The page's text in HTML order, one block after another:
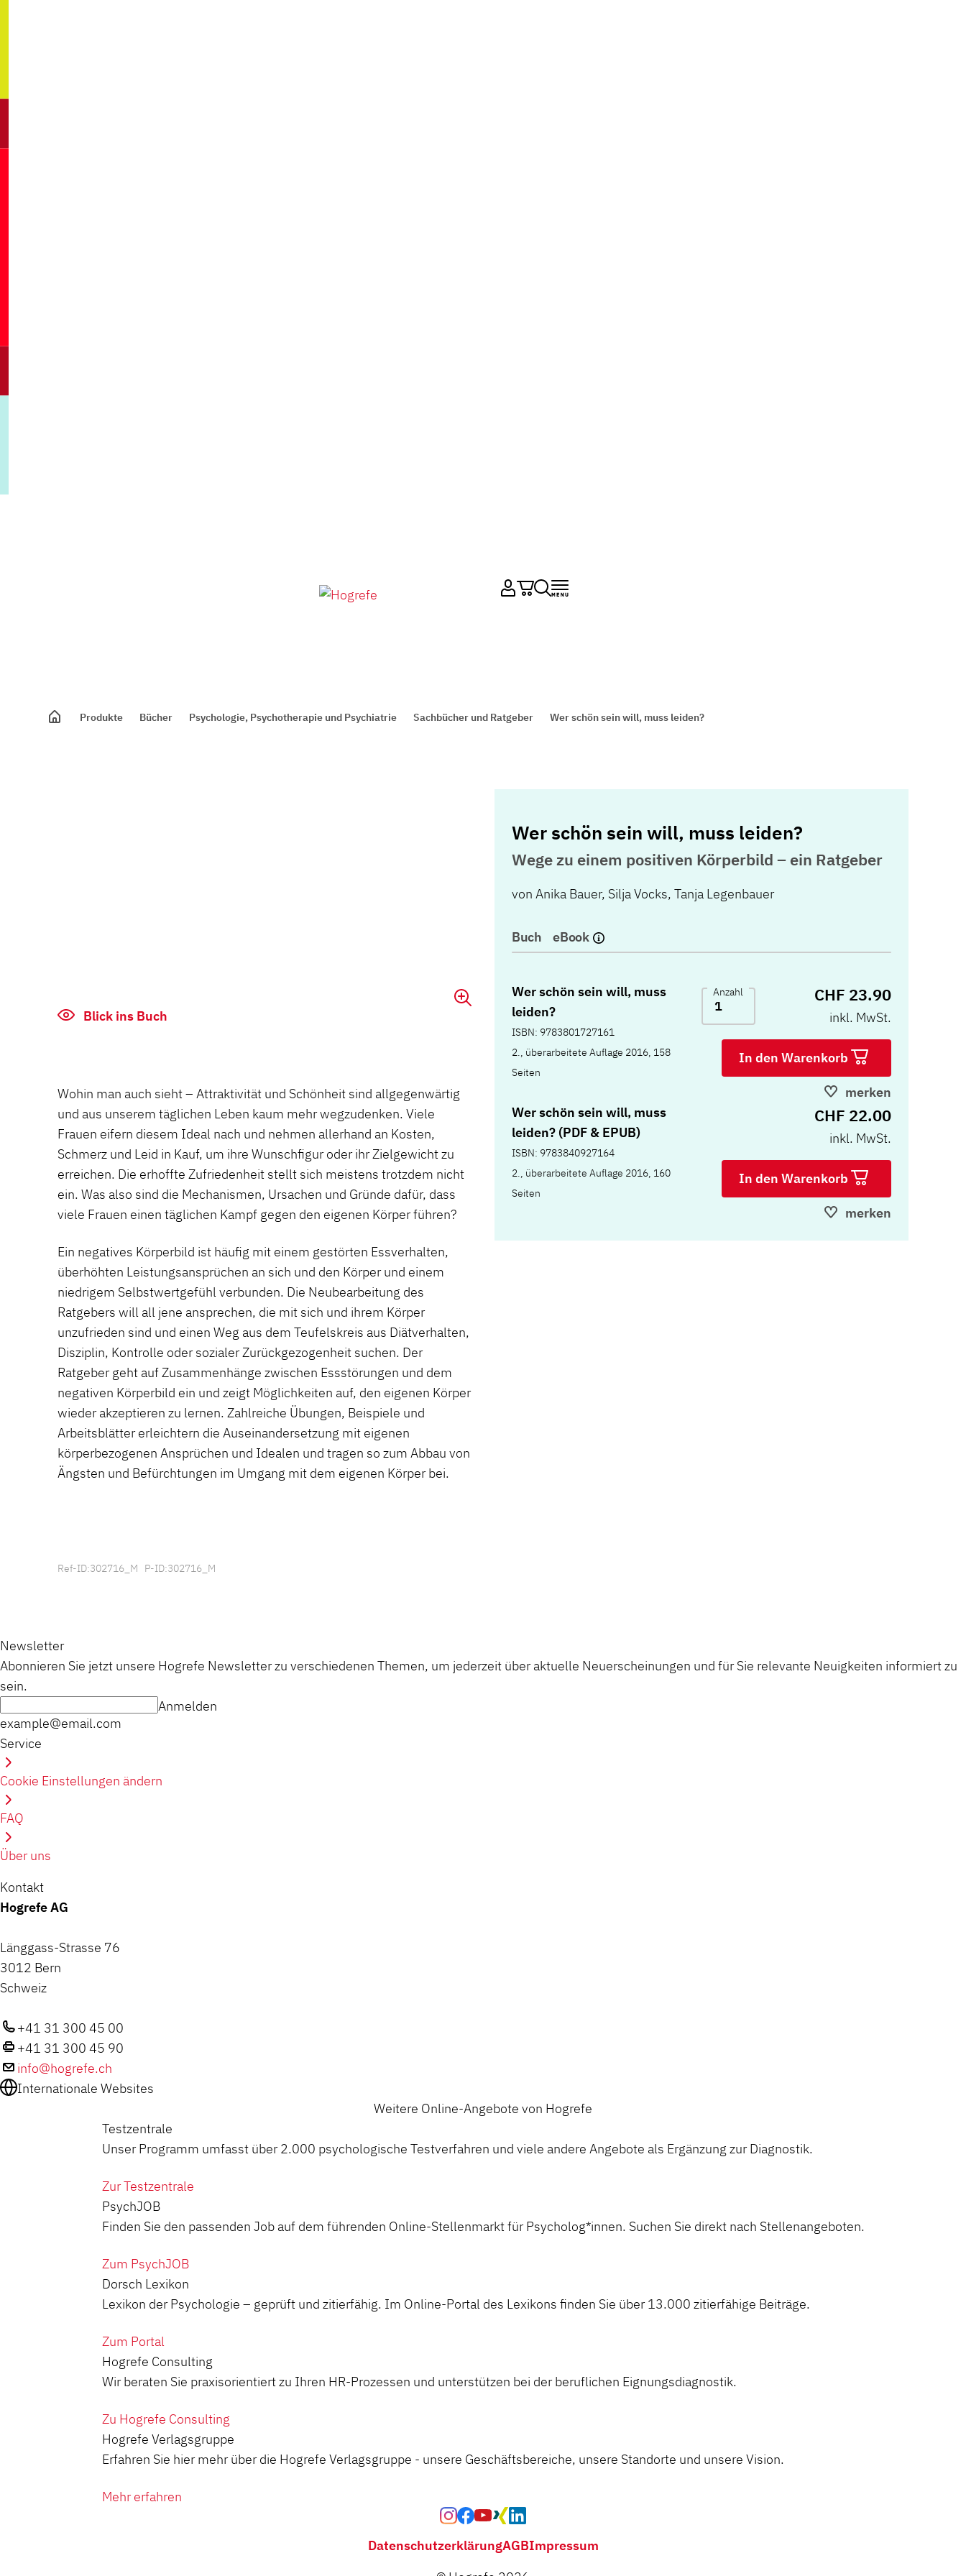
Produkte Bücher Psychologie, Psychotherapie und Psychiatrie Sachbücher und Ratgeber Wer schön sein will, muss leiden?
Wer schön sein will, muss leiden?
Wege zu einem positiven Körperbild – ein Ratgeber
von Anika Bauer, Silja Vocks, Tanja Legenbauer
Buch eBook
Wer schön sein will, muss
leiden?
ISBN: 9783801727161
2., überarbeitete Auflage 2016, 158
Seiten
Anzahl CHF 23.90
inkl. MwSt.
In den Warenkorb
merken
Wer schön sein will, muss
leiden? (PDF & EPUB)
ISBN: 9783840927164
2., überarbeitete Auflage 2016, 160
Seiten
CHF 22.00
inkl. MwSt.
In den Warenkorb
merken
Blick ins Buch
Wohin man auch sieht – Attraktivität und Schönheit sind allgegenwärtig
und aus unserem täglichen Leben kaum mehr wegzudenken. Viele
Frauen eifern diesem Ideal nach und nehmen allerhand an Kosten,
Schmerz und Leid in Kauf, um ihre Wunschfigur oder ihr Zielgewicht zu
erreichen. Die erhoffte Zufriedenheit stellt sich meistens trotzdem nicht
ein. Was also sind die Mechanismen, Ursachen und Gründe dafür, dass
viele Frauen einen täglichen Kampf gegen den eigenen Körper führen?
Ein negatives Körperbild ist häufig mit einem gestörten Essverhalten,
überhöhten Leistungsansprüchen an sich und den Körper und einem
niedrigem Selbstwertgefühl verbunden. Die Neubearbeitung des
Ratgebers will all jene ansprechen, die mit sich und ihrem Körper
unzufrieden sind und einen Weg aus dem Teufelskreis aus Diätverhalten,
Disziplin, Kontrolle oder sozialer Zurückgezogenheit suchen. Der
Ratgeber geht auf Zusammenhänge zwischen Essstörungen und dem
negativen Körperbild ein und zeigt Möglichkeiten auf, den eigenen Körper
wieder akzeptieren zu lernen. Zahlreiche Übungen, Beispiele und
Arbeitsblätter erleichtern die Auseinandersetzung mit eigenen
körperbezogenen Ansprüchen und Idealen und tragen so zum Abbau von
Ängsten und Befürchtungen im Umgang mit dem eigenen Körper bei.
Ref-ID:302716_M P-ID:302716_M
Newsletter
Abonnieren Sie jetzt unsere Hogrefe Newsletter zu verschiedenen Themen, um jederzeit über aktuelle Neuerscheinungen und für Sie relevante Neuigkeiten informiert zu
sein.
example@email.com
Anmelden
Service
Cookie Einstellungen ändern
FAQ
Über uns
Kontakt
Hogrefe AG
Länggass-Strasse 76
3012 Bern
Schweiz
+41 31 300 45 00
+41 31 300 45 90
info@hogrefe.ch
Internationale Websites
Weitere Online-Angebote von Hogrefe
Testzentrale
Unser Programm umfasst über 2.000 psychologische Testverfahren und viele andere Angebote als Ergänzung zur Diagnostik.
Zur Testzentrale
PsychJOB
Finden Sie den passenden Job auf dem führenden Online-Stellenmarkt für Psycholog*innen. Suchen Sie direkt nach Stellenangeboten.
Zum PsychJOB
Dorsch Lexikon
Lexikon der Psychologie – geprüft und zitierfähig. Im Online-Portal des Lexikons finden Sie über 13.000 zitierfähige Beiträge.
Zum Portal
Hogrefe Consulting
Wir beraten Sie praxisorientiert zu Ihren HR-Prozessen und unterstützen bei der beruflichen Eignungsdiagnostik.
Zu Hogrefe Consulting
Hogrefe Verlagsgruppe
Erfahren Sie hier mehr über die Hogrefe Verlagsgruppe - unsere Geschäftsbereiche, unsere Standorte und unsere Vision.
Mehr erfahren
DatenschutzerklärungAGBImpressum